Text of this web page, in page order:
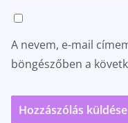
A nevem, e-mail
böngészőben a